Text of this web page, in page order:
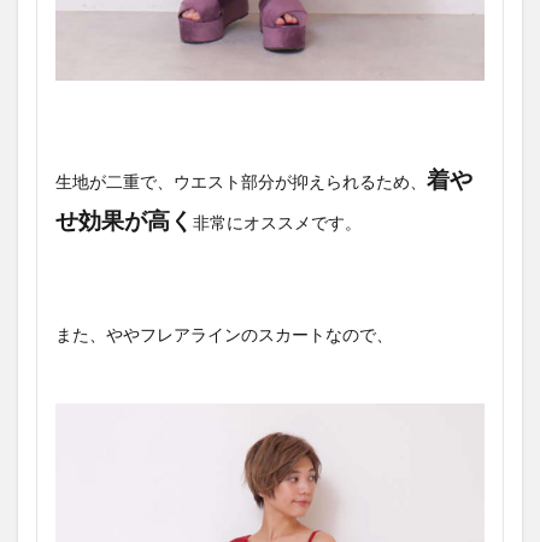
生地が二重で、ウエスト部分が抑えられるため、 着や
せ効果が高く 非常にオススメです。
また、ややフレアラインのスカートなので、